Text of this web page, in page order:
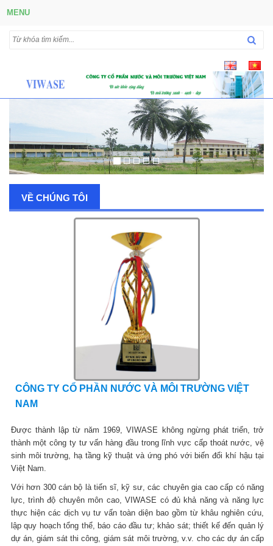
MENU
VỀ CHÚNG TÔI
CÔNG TY CỔ PHẦN NƯỚC VÀ MÔI TRƯỜNG VIỆT
NAM
Được thành lập từ năm 1969, VIWASE không ngừng phát triển, trở
thành một công ty tư vấn hàng đầu trong lĩnh vực cấp thoát nước, vệ
sinh môi trường, hạ tầng kỹ thuật và ứng phó với biến đổi khí hậu tại
Việt Nam.
Với hơn 300 cán bộ là tiến sĩ, kỹ sư, các chuyên gia cao cấp có năng
lực, trình độ chuyên môn cao, VIWASE có đủ khả năng và năng lực
thực hiện các dịch vụ tư vấn toàn diện bao gồm từ khâu nghiên cứu,
lập quy hoạch tổng thể, báo cáo đầu tư; khảo sát; thiết kế đến quản lý
dự án, giám sát thi công, giám sát môi trường, v.v. cho các dự án cấp